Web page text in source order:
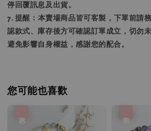
停回覆訊息及出貨。
7. 提醒：本賣場商品皆可客製，下單前請
認款式、庫存後方可確認訂單成立，切勿
避免影響自身權益，感謝您的配合。
您可能也喜歡